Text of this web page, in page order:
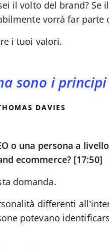
il volto del brand? Se
vorrà far parte
i tuoi valori.
sono i
DAVIES
o una persona a
ecommerce? [17:50]
domanda.
differenti
potevano